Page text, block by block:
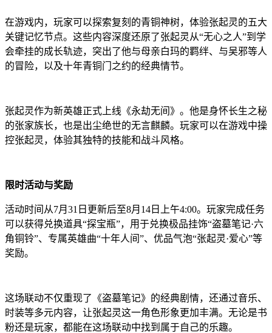
在游戏内，玩家可以探索复刻的青铜神树，体验张起灵的五大
关键记忆节点。这些内容深度还原了张起灵从“无心之人”到学
会牵挂的成长轨迹，突出了他与母亲白玛的羁绊、与吴邪等人
的冒险，以及十年青铜门之约的经典情节。
张起灵作为新英雄正式上线《永劫无间》。他是身怀长生之秘
的张家族长，也是出尘绝世的无言麒麟。玩家可以在游戏中操
控张起灵，体验其独特的技能和战斗风格。
限时活动与奖励
活动时间从7月31日更新后至8月14日上午4:00。玩家完成任务
可以获得兑换道具“探宝瓶”，用于兑换极品挂饰“盗墓笔记·六
角铜铃”、专属英雄曲“十年人间”、优品气泡“张起灵·爱心”等
奖励。
这场联动不仅重现了《盗墓笔记》的经典剧情，还通过音乐、
时装等多元内容，让张起灵这一角色形象更加丰满。无论是书
粉还是玩家，都能在这场联动中找到属于自己的乐趣。